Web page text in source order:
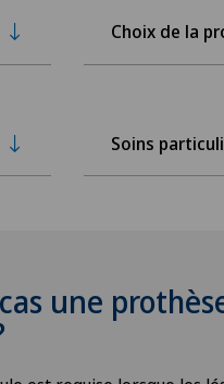
Choix de la
Soins
une